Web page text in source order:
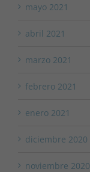
mayo 2021
abril 2021
marzo 2021
febrero 2021
enero 2021
diciembre 2020
noviembre 2020